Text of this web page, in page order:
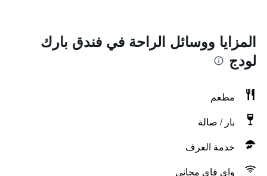
المزايا ووسائل الراحة في فندق بارك
لودج
مطعم
بار / صالة
خدمة الغرف
واي فاي مجاني